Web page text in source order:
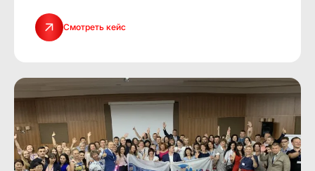
Смотреть кейс